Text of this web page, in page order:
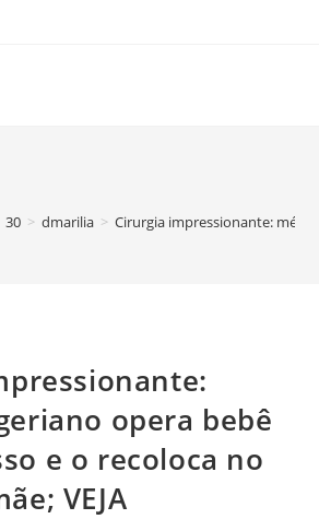
30 > dmarilia > Cirurgia impressionante:
opera bebê
e o recoloca no
VEJA